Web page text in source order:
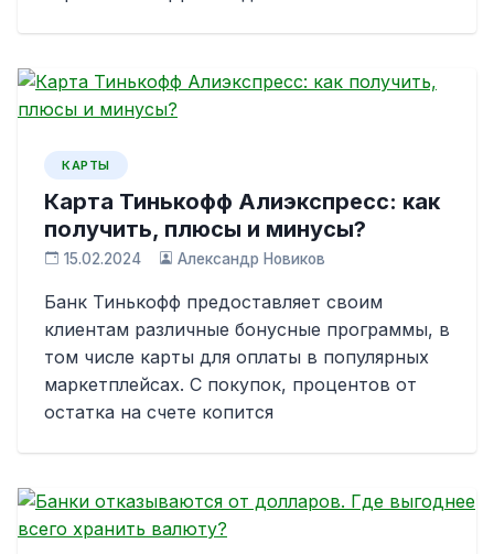
КАРТЫ
Карта Тинькофф Алиэкспресс: как
получить, плюсы и минусы?
15.02.2024 Александр Новиков
Банк Тинькофф предоставляет своим
клиентам различные бонусные программы, в
том числе карты для оплаты в популярных
маркетплейсах. С покупок, процентов от
остатка на счете копится